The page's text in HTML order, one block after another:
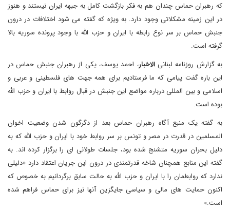
که رهبران حماس چندان هم به فکر بازگشت کامل به جبهه ایران نیستند و هنوز
در این زمینه مشکلاتی وجود دارد. به ویژه که گفته می شود اختلافات در درون
جنبش حماس بر سر نوع رابطه با ایران و حزب الله با وجود پرونده سوریه بالا
گرفته است.
به گزارش روزنامه لبنانیالاخبار، احمد یوسف، یکی از رهبران جنبش حماس در
این باره گفت پیامی که ما فرستادیم برای همه جهت های فلسطینی و عربی و
اسلامی و بین المللی درباره مواضع این جنبش در قبال روابط با ایران و حزب الله
بوده است.
به گفته یک منبع آگاه رهبران حماس بعد از دگرگون شدن وضعیت اخوان
المسلمین در قدرت در مصر و تونس بر سر روابط خود با ایران و حزب الله که به
دلیل بحران سوریه متشنج شده بود، جلسات طولانی ای را برگزار کرده اند. به
گفته این منابع همچنان شاخه قدرتمندی در درون این جریان اعتقاد دارد «دلیلی
ندارد که روابطمان را با ایران و حزب الله به حالت سابق برگردانیم به خصوص که
اکنون حمایت های مالی و سیاسی جایگزین آنها نیز برای حماس فراهم شده
است.»